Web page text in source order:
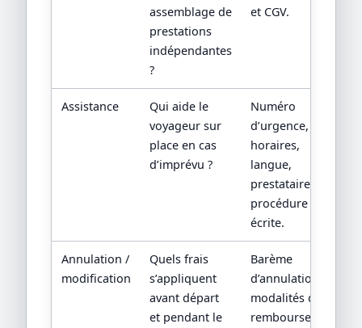
assemblage de
prestations
indépendantes
?
et CGV.
Assistance
Qui aide le
voyageur sur
place en cas
d’imprévu ?
Numéro
d’urgence,
horaires,
langue,
prestataire local,
procédure
écrite.
Annulation /
modification
Quels frais
s’appliquent
avant départ
et pendant le
Barème
d’annulation,
modalités de
remboursement,